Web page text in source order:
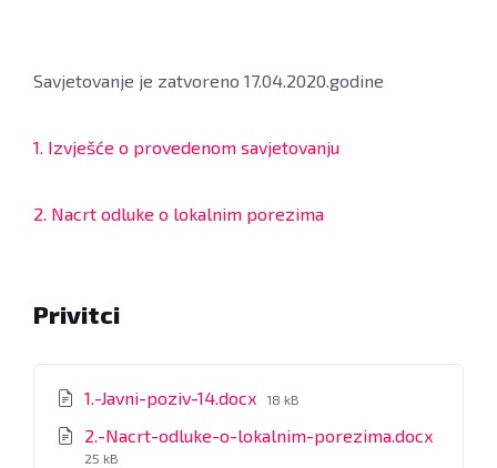
Savjetovanje je zatvoreno 17.04.2020.godine
1. Izvješće o provedenom savjetovanju
2. Nacrt odluke o lokalnim porezima
Privitci
1.-Javni-poziv-14.docx File
18 kB
2.-Nacrt-odluke-o-lokalnim-porezima.docx
File
25 kB